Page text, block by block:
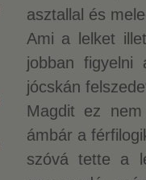
asztallal és
Ami a lelket
jobban figyelni
jócskán
Magdit ez
ámbár a
szóvá tette a